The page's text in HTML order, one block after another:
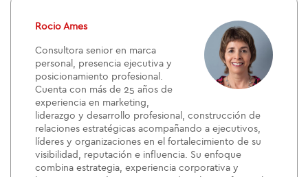
Rocio Ames
Consultora senior en marca
personal, presencia ejecutiva y
posicionamiento profesional.
Cuenta con más de 25 años de
experiencia en marketing,
liderazgo y desarrollo profesional, construcción de
relaciones estratégicas acompañando a ejecutivos,
líderes y organizaciones en el fortalecimiento de su
visibilidad, reputación e influencia. Su enfoque
combina estrategia, experiencia corporativa y